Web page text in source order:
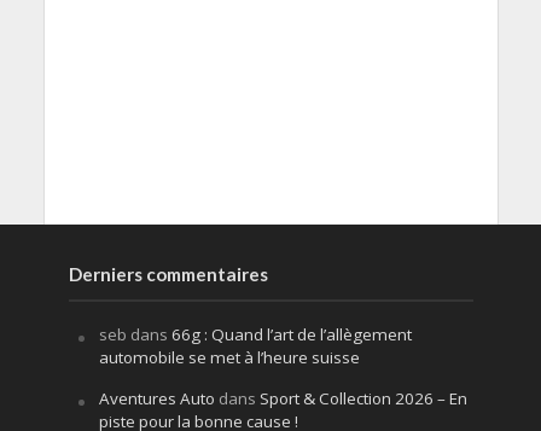
Derniers commentaires
seb dans 66g : Quand l’art de l’allègement
automobile se met à l’heure suisse
Aventures Auto dans Sport & Collection 2026 – En
piste pour la bonne cause !